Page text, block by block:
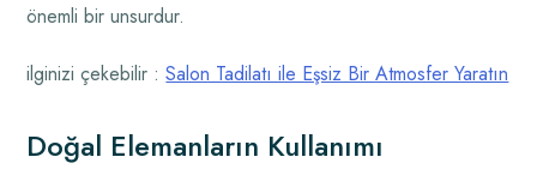
önemli bir unsurdur.
ilginizi çekebilir :Salon Tadilatı ile Eşsiz Bir Atmosfer Yaratın
Doğal Elemanların Kullanımı